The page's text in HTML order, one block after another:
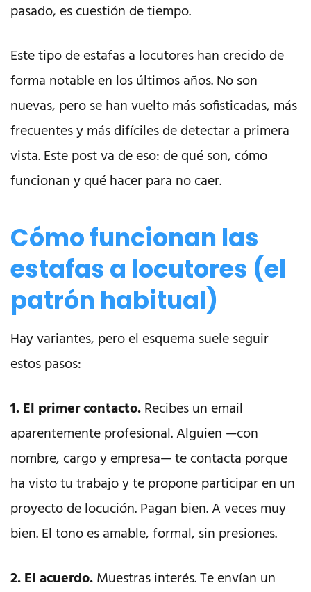
pasado, es cuestión de tiempo.
Este tipo de estafas a locutores han crecido de
forma notable en los últimos años. No son
nuevas, pero se han vuelto más sofisticadas, más
frecuentes y más difíciles de detectar a primera
vista. Este post va de eso: de qué son, cómo
funcionan y qué hacer para no caer.
Cómo funcionan las
estafas a locutores (el
patrón habitual)
Hay variantes, pero el esquema suele seguir
estos pasos:
1. El primer contacto.Recibes un email
aparentemente profesional. Alguien —con
nombre, cargo y empresa— te contacta porque
ha visto tu trabajo y te propone participar en un
proyecto de locución. Pagan bien. A veces muy
bien. El tono es amable, formal, sin presiones.
2. El acuerdo.Muestras interés. Te envían un